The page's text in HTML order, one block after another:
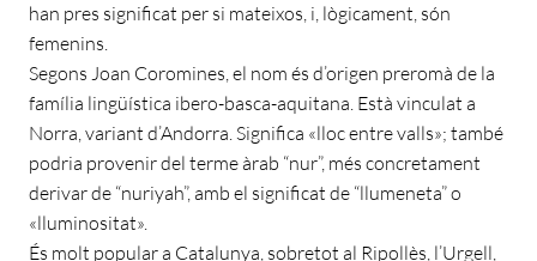
han pres significat per si mateixos, i, lògicament, són
femenins.
Segons Joan Coromines, el nom és d’origen preromà de la
família lingüística ibero-basca-aquitana. Està vinculat a
Norra, variant d’Andorra. Significa «lloc entre valls»; també
podria provenir del terme àrab “nur”, més concretament
derivar de “nuriyah”, amb el significat de “llumeneta” o
«lluminositat».
És molt popular a Catalunya, sobretot al Ripollès, l’Urgell,